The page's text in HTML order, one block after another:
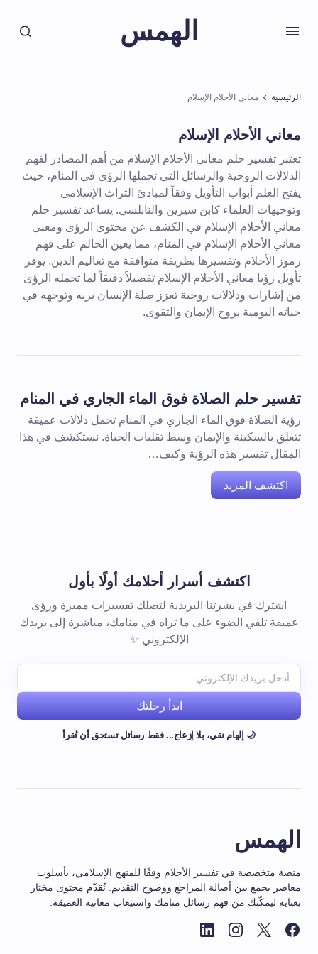
الهمس
الرئيسية معاني الأحلام الإسلام
معاني الأحلام الإسلام
تعتبر تفسير حلم معاني الأحلام الإسلام من أهم المصادر لفهم
الدلالات الروحية والرسائل التي تحملها الرؤى في المنام، حيث
يفتح العلم أبواب التأويل وفقاً لمبادئ التراث الإسلامي
وتوجيهات العلماء كابن سيرين والنابلسي. يساعد تفسير حلم
معاني الأحلام الإسلام في الكشف عن محتوى الرؤى ومعنى
معاني الأحلام الإسلام في المنام، مما يعين الحالم على فهم
رموز الأحلام وتفسيرها بطريقة متوافقة مع تعاليم الدين. يوفر
تأويل رؤيا معاني الأحلام الإسلام تفصيلاً دقيقاً لما تحمله الرؤى
من إشارات ودلالات روحية تعزز صلة الإنسان بربه وتوجهه في
حياته اليومية بروح الإيمان والتقوى.
تفسير حلم الصلاة فوق الماء الجاري في المنام
رؤية الصلاة فوق الماء الجاري في المنام تحمل دلالات عميقة
تتعلق بالسكينة والإيمان وسط تقلبات الحياة. نستكشف في هذا
المقال تفسير هذه الرؤية وكيف…
اكتشف المزيد
اكتشف أسرار أحلامك أولًا بأول
اشترك في نشرتنا البريدية لتصلك تفسيرات مميزة ورؤى
عميقة تلقي الضوء على ما تراه في منامك، مباشرة إلى بريدك
الإلكتروني ✨
ابدأ رحلتك
🌙 إلهام نقي، بلا إزعاج... فقط رسائل تستحق أن تُقرأ
الهمس
منصة متخصصة في تفسير الأحلام وفقًا للمنهج الإسلامي، بأسلوب
معاصر يجمع بين أصالة المراجع ووضوح التقديم. نُقدّم محتوى مختار
بعناية ليمكّنك من فهم رسائل منامك واستيعاب معانيه العميقة.